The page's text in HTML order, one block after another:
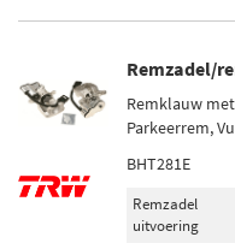
Remzadel/
Remklauw
Parkeerrem,
BHT281E
Remzadel
uitvoering